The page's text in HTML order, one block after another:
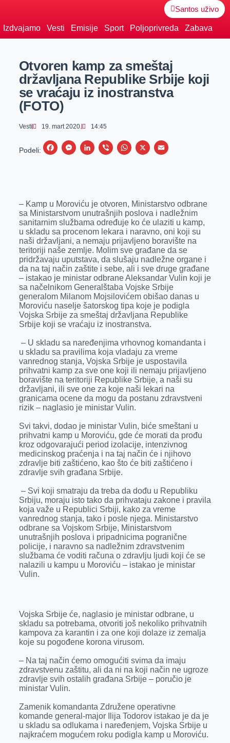
Santos uživo
Izdvajamo Vesti Emisije Sport Poljoprivreda Zabava
Otvoren kamp za smeštaj
državljana Republike Srbije koji
se vraćaju iz inostranstva
(FOTO)
Vesti 19. mart 2020. 14:45
Podeli:
F
b
o
o
k
M
e
n
g
e
r
L
e
d
I
n
V
r
W
s
A
p
p
X
E
l
– Kamp u Moroviću je otvoren, Ministarstvo odbrane
sa Ministarstvom unutrašnjih poslova i nadležnim
sanitarnim službama određuje ko će ulaziti u kamp,
u skladu sa procenom lekara i naravno, oni koji su
naši državljani, a nemaju prijavljeno boravište na
teritoriji naše zemlje. Molim sve građane da se
pridržavaju uputstava, da slušaju nadležne organe i
da na taj način zaštite i sebe, ali i sve druge građane
– istakao je ministar odbrane Aleksandar Vulin koji je
sa načelnikom Generalštaba Vojske Srbije
generalom Milanom Mojsilovićem obišao danas u
Moroviću naselje šatorskog tipa koje je podigla
Vojska Srbije za smeštaj državljana Republike
Srbije koji se vraćaju iz inostranstva.
– U skladu sa naređenjima vrhovnog komandanta i
u skladu sa pravilima koja vladaju za vreme
vanrednog stanja, Vojska Srbije je uspostavila
prihvatni kamp za sve one koji ili nemaju prijavljeno
boravište na teritoriji Republike Srbije, a naši su
državljani, ili sve one za koje naši lekari na
granicama ocene da mogu da postanu zdravstveni
rizik – naglasio je ministar Vulin.
Svi takvi, dodao je ministar Vulin, biće smeštani u
prihvatni kamp u Moroviću, gde će morati da prođu
kroz odgovarajući period izolacije, intenzivnog
medicinskog praćenja i na taj način će i njihovo
zdravlje biti zaštićeno, kao što će biti zaštićeno i
zdravlje svih građana Srbije.
– Svi koji smatraju da treba da dođu u Republiku
Srbiju, moraju isto tako da prihvataju zakone i pravila
koja važe u Republici Srbiji, kako za vreme
vanrednog stanja, tako i posle njega. Ministarstvo
odbrane sa Vojskom Srbije, Ministarstvom
unutrašnjih poslova i pripadnicima pogranične
policije, i naravno sa nadležnim zdravstvenim
službama će voditi računa o zdravlju ljudi koji će se
nalazili u kampu u Moroviću – istakao je ministar
Vulin.
Vojska Srbije će, naglasio je ministar odbrane, u
skladu sa potrebama, otvoriti još nekoliko prihvatnih
kampova za karantin i za one koji dolaze iz zemalja
koje su pogođene korona virusom.
– Na taj način ćemo omogućiti svima da imaju
zdravstvenu zaštitu, ali da ni na koji način ne ugroze
zdravlje svih ostalih građana Srbije – poručio je
ministar Vulin.
Zamenik komandanta Združene operativne
komande general-major Ilija Todorov istakao je da je
u skladu sa odlukama i naređenjem, Vojska Srbije u
najkraćem mogućem roku podigla kamp u Moroviću.